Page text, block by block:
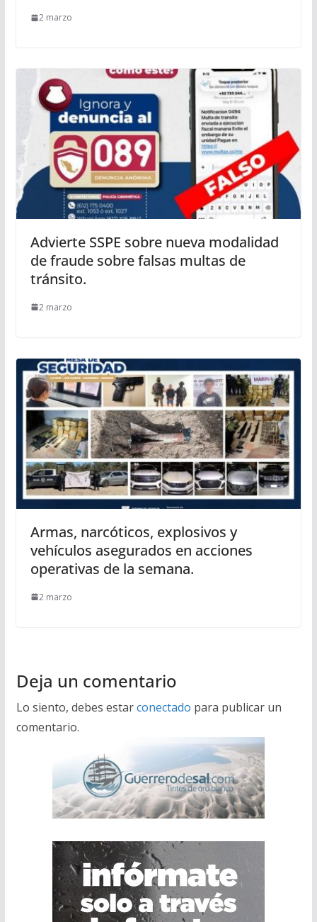
2 marzo
Advierte SSPE sobre nueva modalidad
de fraude sobre falsas multas de
tránsito.
2 marzo
Armas, narcóticos, explosivos y
vehículos asegurados en acciones
operativas de la semana.
2 marzo
Deja un comentario
Lo siento, debes estarconectado para publicar un
comentario.